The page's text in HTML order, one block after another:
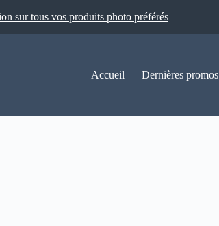
sur tous vos produits photo préférés
Accueil Dernières promos